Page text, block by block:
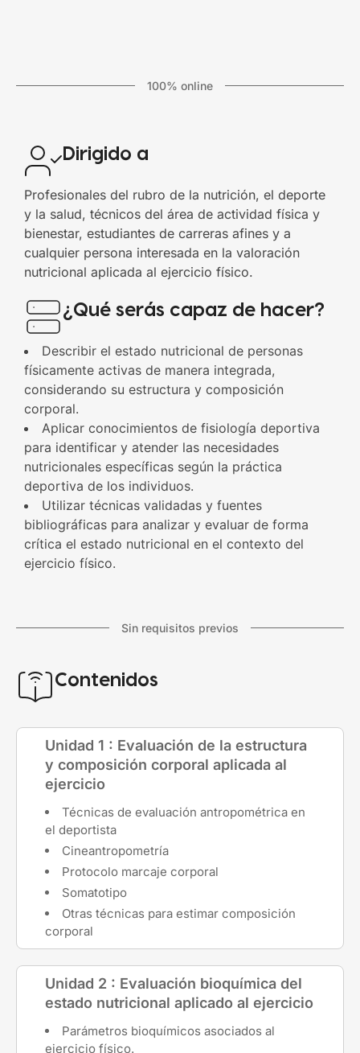
100% online
Dirigido a
Profesionales del rubro de la nutrición, el deporte
y la salud, técnicos del área de actividad física y
bienestar, estudiantes de carreras afines y a
cualquier persona interesada en la valoración
nutricional aplicada al ejercicio físico.
¿Qué serás capaz de hacer?
Describir el estado nutricional de personas
físicamente activas de manera integrada,
considerando su estructura y composición
corporal.
Aplicar conocimientos de fisiología deportiva
para identificar y atender las necesidades
nutricionales específicas según la práctica
deportiva de los individuos.
Utilizar técnicas validadas y fuentes
bibliográficas para analizar y evaluar de forma
crítica el estado nutricional en el contexto del
ejercicio físico.
Sin requisitos previos
Contenidos
Unidad 1 : Evaluación de la estructura
y composición corporal aplicada al
ejercicio
Técnicas de evaluación antropométrica en
el deportista
Cineantropometría
Protocolo marcaje corporal
Somatotipo
Otras técnicas para estimar composición
corporal
Unidad 2 : Evaluación bioquímica del
estado nutricional aplicado al ejercicio
Parámetros bioquímicos asociados al
ejercicio físico.